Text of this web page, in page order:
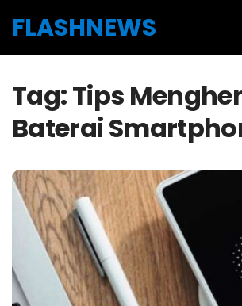
FLASHNEWS
Tag:Tips
Baterai